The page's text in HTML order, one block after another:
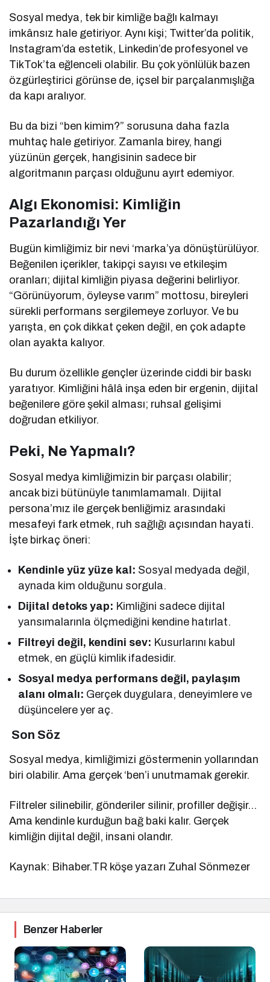
Sosyal medya, tek bir kimliğe bağlı kalmayı
imkânsız hale getiriyor. Aynı kişi; Twitter’da politik,
Instagram’da estetik, Linkedin’de profesyonel ve
TikTok’ta eğlenceli olabilir. Bu çok yönlülük bazen
özgürleştirici görünse de, içsel bir parçalanmışlığa
da kapı aralıyor.
Bu da bizi “ben kimim?” sorusuna daha fazla
muhtaç hale getiriyor. Zamanla birey, hangi
yüzünün gerçek, hangisinin sadece bir
algoritmanın parçası olduğunu ayırt edemiyor.
Algı Ekonomisi: Kimliğin
Pazarlandığı Yer
Bugün kimliğimiz bir nevi ‘marka’ya dönüştürülüyor.
Beğenilen içerikler, takipçi sayısı ve etkileşim
oranları; dijital kimliğin piyasa değerini belirliyor.
“Görünüyorum, öyleyse varım” mottosu, bireyleri
sürekli performans sergilemeye zorluyor. Ve bu
yarışta, en çok dikkat çeken değil, en çok adapte
olan ayakta kalıyor.
Bu durum özellikle gençler üzerinde ciddi bir baskı
yaratıyor. Kimliğini hâlâ inşa eden bir ergenin, dijital
beğenilere göre şekil alması; ruhsal gelişimi
doğrudan etkiliyor.
Peki, Ne Yapmalı?
Sosyal medya kimliğimizin bir parçası olabilir;
ancak bizi bütünüyle tanımlamamalı. Dijital
persona’mız ile gerçek benliğimiz arasındaki
mesafeyi fark etmek, ruh sağlığı açısından hayati.
İşte birkaç öneri:
Kendinle yüz yüze kal: Sosyal medyada değil,
aynada kim olduğunu sorgula.
Dijital detoks yap: Kimliğini sadece dijital
yansımalarınla ölçmediğini kendine hatırlat.
Filtreyi değil, kendini sev: Kusurlarını kabul
etmek, en güçlü kimlik ifadesidir.
Sosyal medya performans değil, paylaşım
alanı olmalı: Gerçek duygulara, deneyimlere ve
düşüncelere yer aç.
Son Söz
Sosyal medya, kimliğimizi göstermenin yollarından
biri olabilir. Ama gerçek ‘ben’i unutmamak gerekir.
Filtreler silinebilir, gönderiler silinir, profiller değişir…
Ama kendinle kurduğun bağ baki kalır. Gerçek
kimliğin dijital değil, insani olandır.
Kaynak: Bihaber.TR köşe yazarı Zuhal Sönmezer
Benzer Haberler